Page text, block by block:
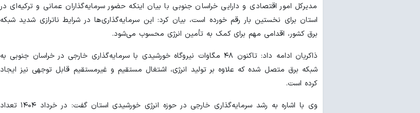
مدیرکل امور اقتصادی و دارایی خراسان جنوبی با بیان اینکه حضور سرمایه‌گذاران عمانی و ترکیه‌ای در
استان برای نخستین بار رقم خورده است، بیان کرد: این سرمایه‌گذاری‌ها در شرایط ناترازی شدید شبکه
برق کشور، اقدامی مهم برای کمک به تأمین انرژی محسوب می‌شود.
ذاکریان ادامه داد: تاکنون ۴۸ مگاوات نیروگاه خورشیدی با سرمایه‌گذاری خارجی در خراسان جنوبی به
شبکه برق متصل شده که علاوه بر تولید انرژی، اشتغال مستقیم و غیرمستقیم قابل توجهی نیز ایجاد
کرده است.
وی با اشاره به رشد سرمایه‌گذاری خارجی در حوزه انرژی خورشیدی استان گفت: در خرداد ۱۴۰۴ تعداد